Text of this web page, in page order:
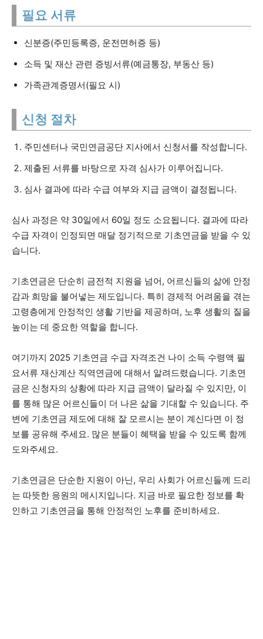
필요 서류
신분증(주민등록증, 운전면허증 등)
소득 및 재산 관련 증빙서류(예금통장, 부동산 등)
가족관계증명서(필요 시)
신청 절차
주민센터나 국민연금공단 지사에서 신청서를 작성합니다.
제출된 서류를 바탕으로 자격 심사가 이루어집니다.
심사 결과에 따라 수급 여부와 지급 금액이 결정됩니다.
심사 과정은 약 30일에서 60일 정도 소요됩니다. 결과에 따라
수급 자격이 인정되면 매달 정기적으로 기초연금을 받을 수 있
습니다.
기초연금은 단순히 금전적 지원을 넘어, 어르신들의 삶에 안정
감과 희망을 불어넣는 제도입니다. 특히 경제적 어려움을 겪는
고령층에게 안정적인 생활 기반을 제공하며, 노후 생활의 질을
높이는 데 중요한 역할을 합니다.
여기까지 2025 기초연금 수급 자격조건 나이 소득 수령액 필
요서류 재산계산 직역연금에 대해서 알려드렸습니다. 기초연
금은 신청자의 상황에 따라 지급 금액이 달라질 수 있지만, 이
를 통해 많은 어르신들이 더 나은 삶을 기대할 수 있습니다. 주
변에 기초연금 제도에 대해 잘 모르시는 분이 계신다면 이 정
보를 공유해 주세요. 많은 분들이 혜택을 받을 수 있도록 함께
도와주세요.
기초연금은 단순한 지원이 아닌, 우리 사회가 어르신들께 드리
는 따뜻한 응원의 메시지입니다. 지금 바로 필요한 정보를 확
인하고 기초연금을 통해 안정적인 노후를 준비하세요.